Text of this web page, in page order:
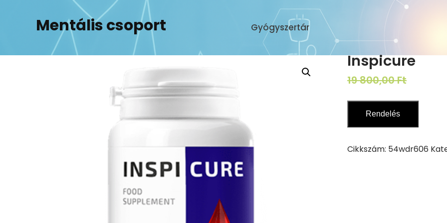
Mentális csoport Gyógyszertár
Inspicure
19 800,00Ft
was:
Rendelés
Cikkszám: 54wdr606